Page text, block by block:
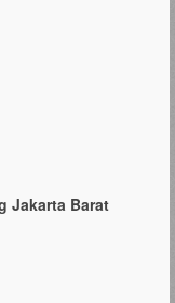
Jakarta Barat